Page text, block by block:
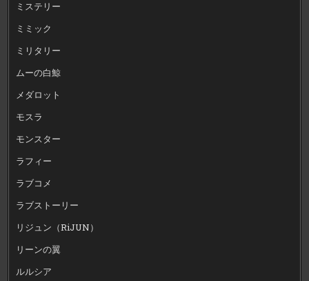
ミステリー
ミミック
ミリタリー
ムーの白鯨
メダロット
モスラ
モンスター
ラフィー
ラブコメ
ラブストーリー
リジュン（RiJUN）
リーンの翼
ルルシア